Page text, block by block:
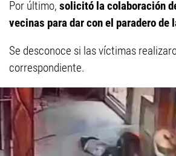
Por último, solicitó la colaboración
vecinas para dar con el paradero de
Se desconoce si las víctimas
correspondiente.